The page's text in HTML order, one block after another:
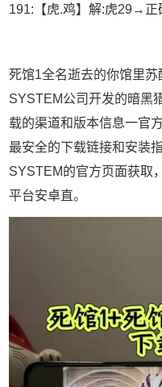
191:【虎.鸡】解:虎29→正
死馆1全名逝去的你馆里
SYSTEM公司开发的暗黑
载的渠道和版本信息一官
最安全的下载链接和安装
SYSTEM的官方页面获取
平台安卓直。